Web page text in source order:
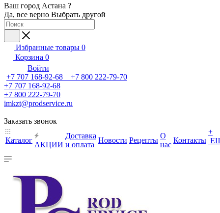
Ваш город Астана ?
Да, все верно Выбрать другой
Избранные товары 0
Корзина 0
Войти
+7 707 168-92-68 +7 800 222-79-70
+7 707 168-92-68
+7 800 222-79-70
imkzt@prodservice.ru
Заказать звонок
Каталог
АКЦИИ
Доставка
и оплата
Новости Рецепты
О
нас
Контакты
+